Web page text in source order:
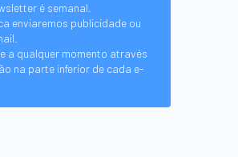
é semanal.
enviaremos publicidade ou
a qualquer momento através
na parte inferior de cada e-